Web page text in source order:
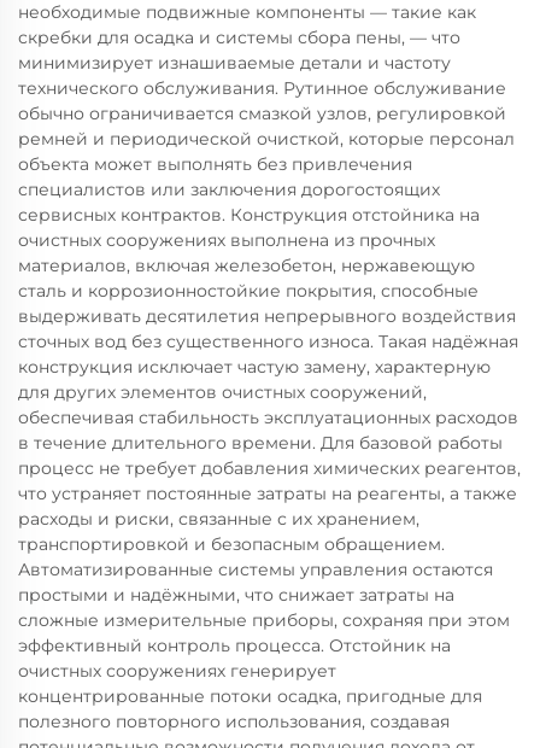
необходимые подвижные компоненты — такие как
скребки для осадка и системы сбора пены, — что
минимизирует изнашиваемые детали и частоту
технического обслуживания. Рутинное обслуживание
обычно ограничивается смазкой узлов, регулировкой
ремней и периодической очисткой, которые персонал
объекта может выполнять без привлечения
специалистов или заключения дорогостоящих
сервисных контрактов. Конструкция отстойника на
очистных сооружениях выполнена из прочных
материалов, включая железобетон, нержавеющую
сталь и коррозионностойкие покрытия, способные
выдерживать десятилетия непрерывного воздействия
сточных вод без существенного износа. Такая надёжная
конструкция исключает частую замену, характерную
для других элементов очистных сооружений,
обеспечивая стабильность эксплуатационных расходов
в течение длительного времени. Для базовой работы
процесс не требует добавления химических реагентов,
что устраняет постоянные затраты на реагенты, а также
расходы и риски, связанные с их хранением,
транспортировкой и безопасным обращением.
Автоматизированные системы управления остаются
простыми и надёжными, что снижает затраты на
сложные измерительные приборы, сохраняя при этом
эффективный контроль процесса. Отстойник на
очистных сооружениях генерирует
концентрированные потоки осадка, пригодные для
полезного повторного использования, создавая